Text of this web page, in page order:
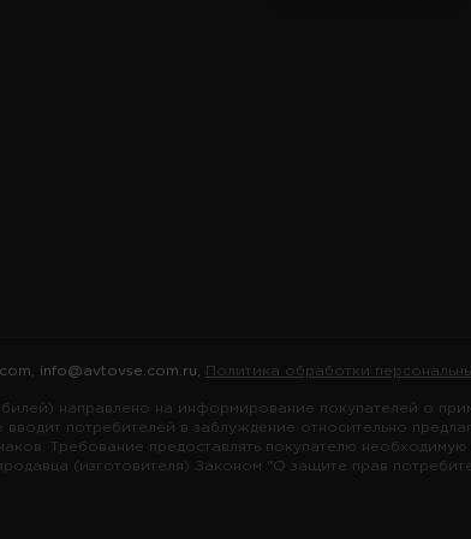
info@avtovse.com.ru Политика обработки
направлено на информирование покупателей о
потребителей в заблуждение относительно
Требование предоставлять покупателю
(изготовителя) Законом "О защите прав